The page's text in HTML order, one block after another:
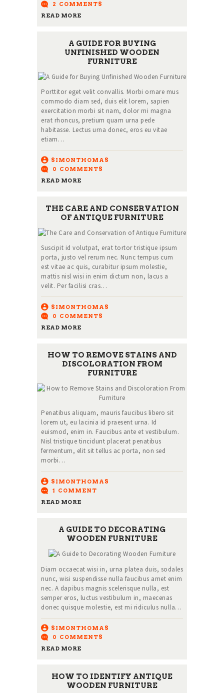
2 COMMENTS
READ MORE
A GUIDE FOR BUYING
UNFINISHED WOODEN
FURNITURE
Porttitor eget velit convallis. Morbi ornare mus
commodo diam sed, duis elit lorem, sapien
exercitation morbi sit nam, dolor mi magna
erat rhoncus, pretium quam urna pede
habitasse. Lectus urna donec, eros eu vitae
etiam…
SIMONTHOMAS
0 COMMENTS
READ MORE
THE CARE AND CONSERVATION
OF ANTIQUE FURNITURE
Suscipit id volutpat, erat tortor tristique ipsum
porta, justo vel rerum nec. Nunc tempus cum
est vitae ac quis, curabitur ipsum molestie,
mattis nisl wisi in enim dictum non, lacus a
velit. Per facilisi cras…
SIMONTHOMAS
0 COMMENTS
READ MORE
HOW TO REMOVE STAINS AND
DISCOLORATION FROM
FURNITURE
Penatibus aliquam, mauris faucibus libero sit
lorem ut, eu lacinia id praesent urna. Id
euismod, enim in. Faucibus ante et vestibulum.
Nisl tristique tincidunt placerat penatibus
fermentum, elit sit tellus ac porta, non sed
morbi…
SIMONTHOMAS
1 COMMENT
READ MORE
A GUIDE TO DECORATING
WOODEN FURNITURE
Diam occaecat wisi in, urna platea duis, sodales
nunc, wisi suspendisse nulla faucibus amet enim
nec. A dapibus magnis scelerisque nulla, est
semper eros, luctus vestibulum in, maecenas
donec quisque molestie, est mi ridiculus nulla…
SIMONTHOMAS
0 COMMENTS
READ MORE
HOW TO IDENTIFY ANTIQUE
WOODEN FURNITURE